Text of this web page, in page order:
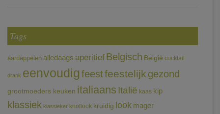
Tags
aardappelen alledaags aperitief Belgisch België cocktail
drank eenvoudigfeestfeestelijk gezond
grootmoeders keuken italiaans Italië kaas kip
klassiek klassieker knoflook kruidig look mager